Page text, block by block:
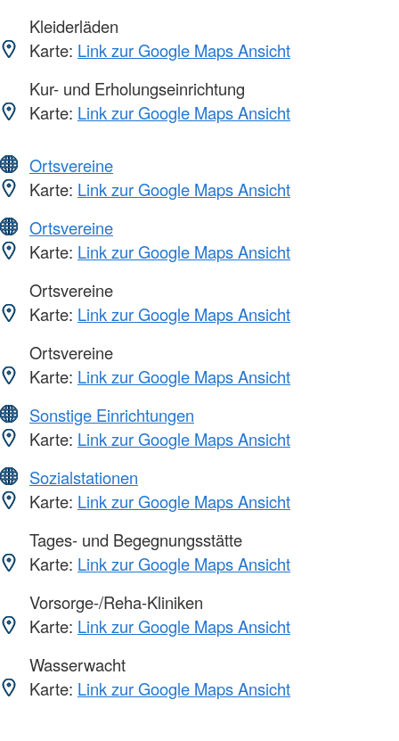
Kleiderläden
Karte: Link zur Google Maps Ansicht
Kur- und Erholungseinrichtung
Karte: Link zur Google Maps Ansicht
Ortsvereine
Karte: Link zur Google Maps Ansicht
Ortsvereine
Karte: Link zur Google Maps Ansicht
Ortsvereine
Karte: Link zur Google Maps Ansicht
Ortsvereine
Karte: Link zur Google Maps Ansicht
Sonstige Einrichtungen
Karte: Link zur Google Maps Ansicht
Sozialstationen
Karte: Link zur Google Maps Ansicht
Tages- und Begegnungsstätte
Karte: Link zur Google Maps Ansicht
Vorsorge-/Reha-Kliniken
Karte: Link zur Google Maps Ansicht
Wasserwacht
Karte: Link zur Google Maps Ansicht